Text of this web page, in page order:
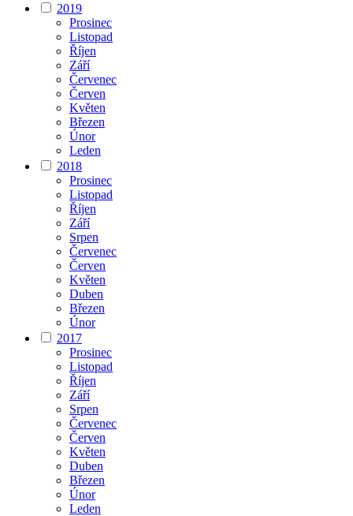
2019
Prosinec
Listopad
Říjen
Září
Červenec
Červen
Květen
Březen
Únor
Leden
2018
Prosinec
Listopad
Říjen
Září
Srpen
Červenec
Červen
Květen
Duben
Březen
Únor
2017
Prosinec
Listopad
Říjen
Září
Srpen
Červenec
Červen
Květen
Duben
Březen
Únor
Leden